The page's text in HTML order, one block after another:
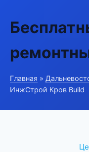
Главная »
ИнжСтрой Кров Build